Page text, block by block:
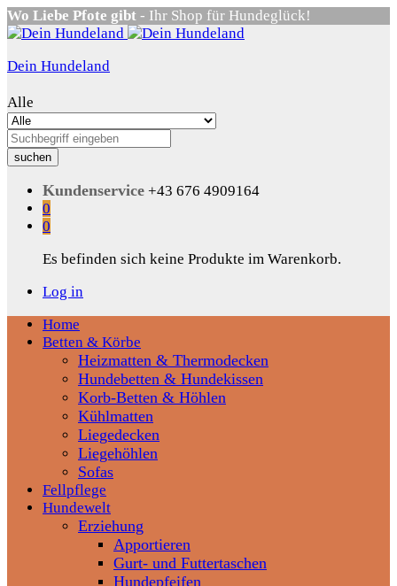
Wo Liebe Pfote gibt - Ihr Shop für Hundeglück!
Dein Hundeland
Alle
suchen
Kundenservice +43 676 4909164
0
0
Es befinden sich keine Produkte im Warenkorb.
Log in
Home
Betten & Körbe
Heizmatten & Thermodecken
Hundebetten & Hundekissen
Korb-Betten & Höhlen
Kühlmatten
Liegedecken
Liegehöhlen
Sofas
Fellpflege
Hundewelt
Erziehung
Apportieren
Gurt- und Futtertaschen
Hundepfeifen